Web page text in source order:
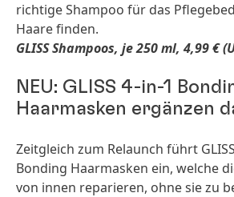
richtige Shampoo für das
Haare finden.
GLISS Shampoos, je 250 ml, 4,99 €
NEU: GLISS 4-in-1
Haarmasken ergänzen
Zeitgleich zum Relaunch führt
Bonding Haarmasken ein, welche
von innen reparieren, ohne sie zu